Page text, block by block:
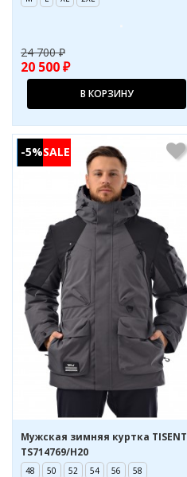
24 700 ₽
20 500 ₽
В КОРЗИНУ
-5%
Мужская зимняя куртка TISENT
TS714769/H20
48 50 52 54 56 58